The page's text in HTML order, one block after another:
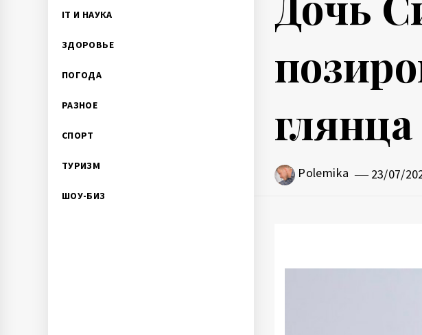
IT И НАУКА
ЗДОРОВЬЕ
ПОГОДА
РАЗНОЕ
СПОРТ
ТУРИЗМ
ШОУ-БИЗ
Polemika 23/07/